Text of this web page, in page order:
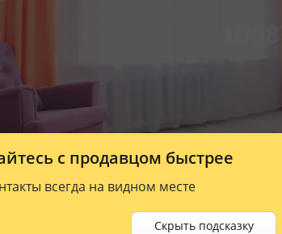
с продавцом быстрее
всегда на видном месте
Скрыть подсказку